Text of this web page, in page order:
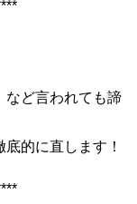
など言われても諦
的に直します！